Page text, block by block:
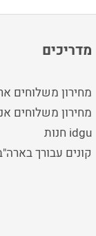
מדריכים
מחירון משלוחים
מחירון משלוחים
idgu חנות
קונים עבורך